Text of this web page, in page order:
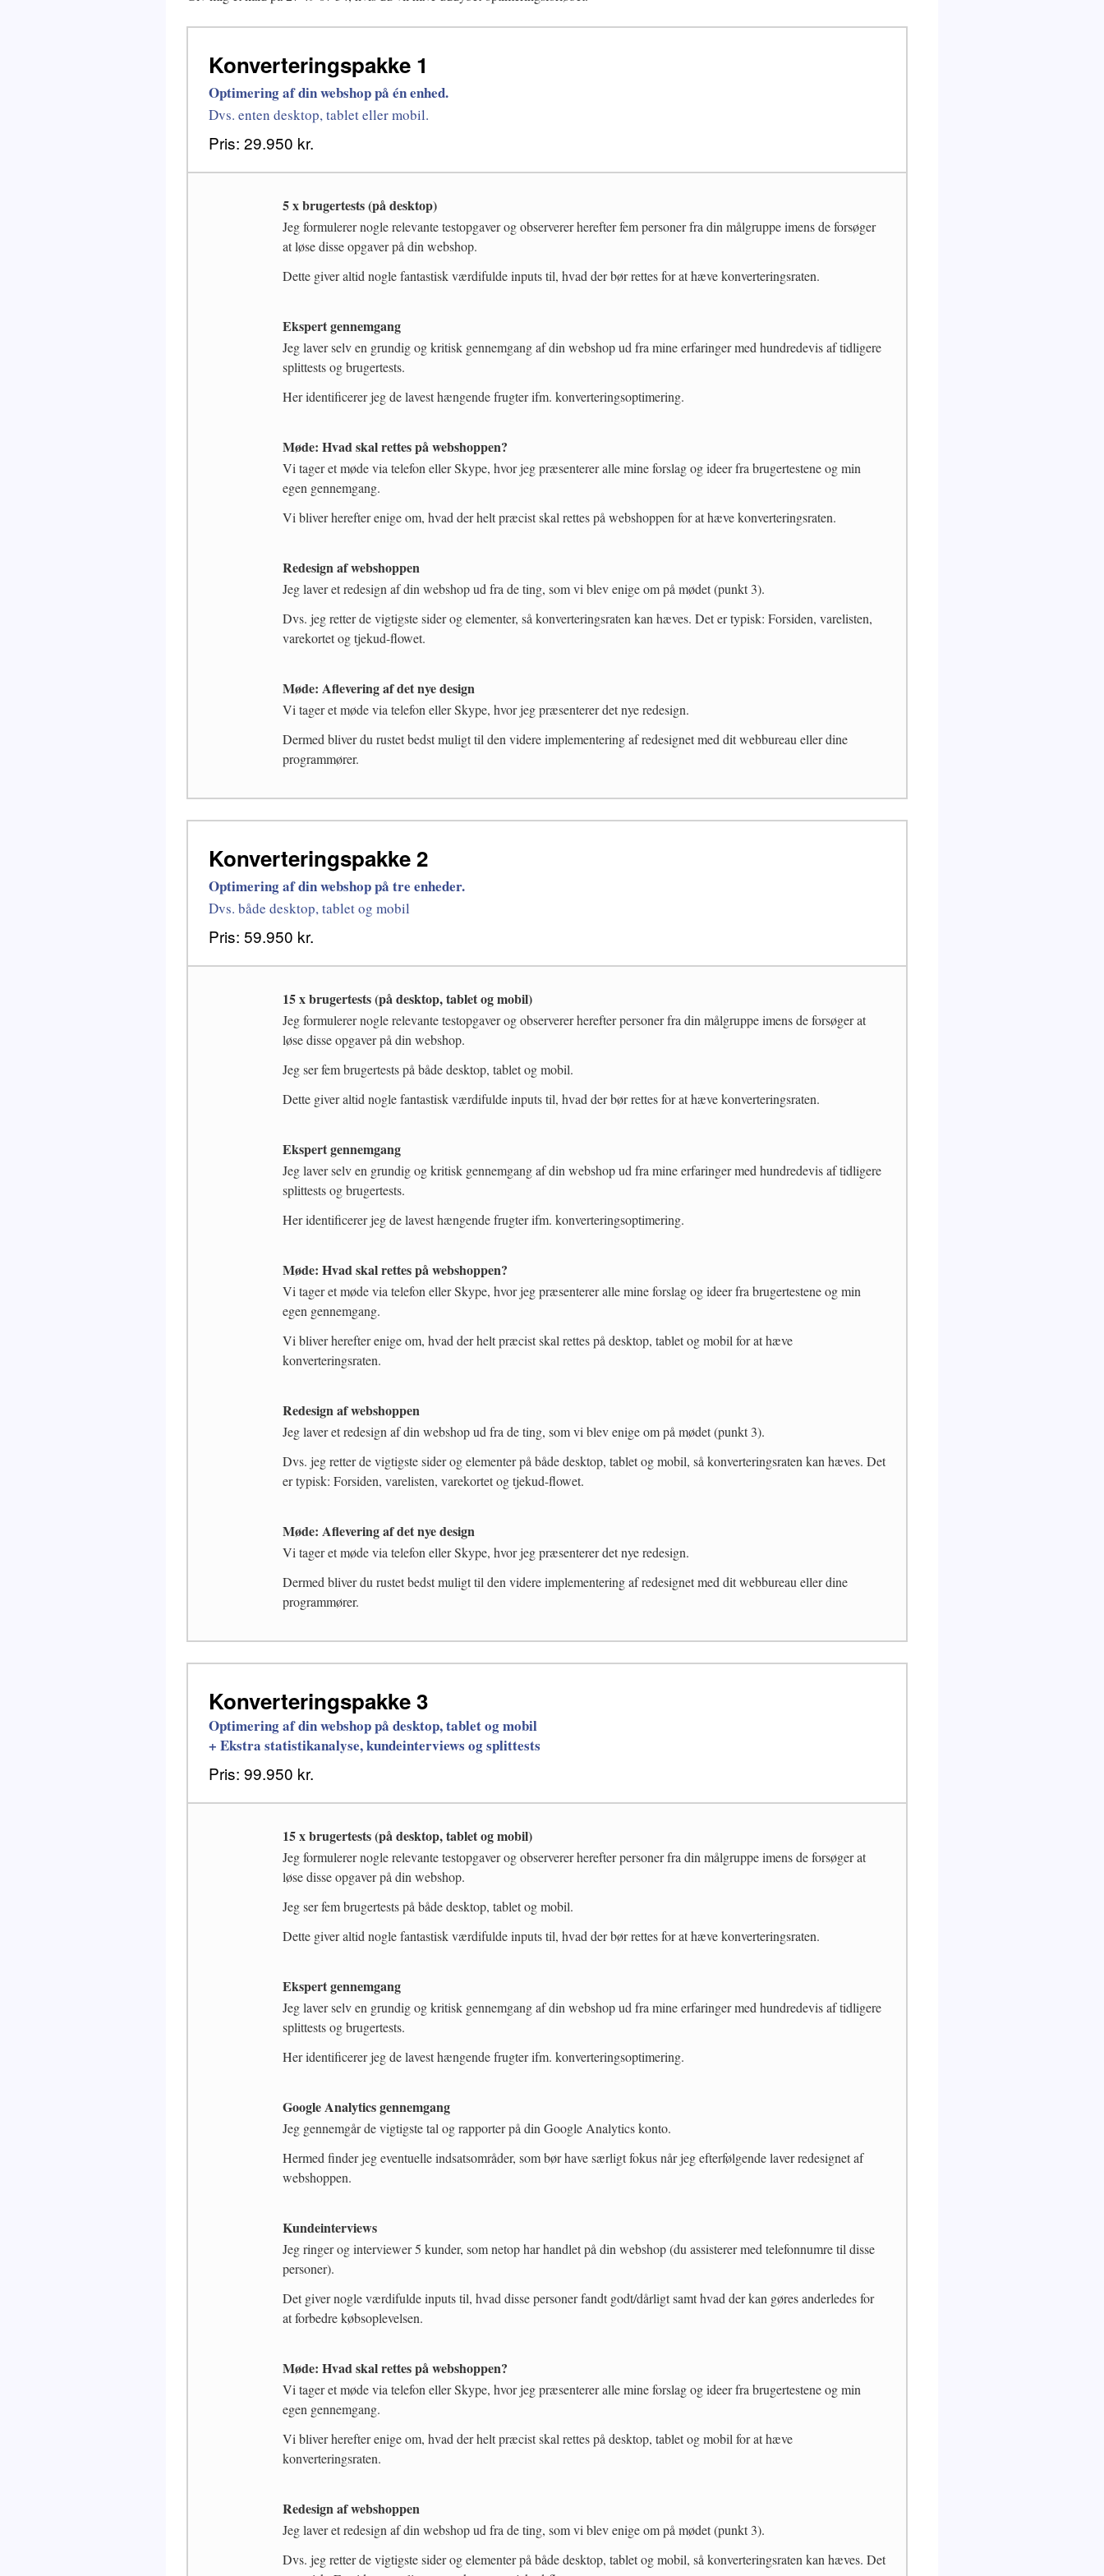
Konverteringspakke 1
Optimering af din webshop på én enhed.
Dvs. enten desktop, tablet eller mobil.
Pris: 29.950 kr.
5 x brugertests (på desktop)
Jeg formulerer nogle relevante testopgaver og observerer herefter fem personer fra din målgruppe imens de forsøger
at løse disse opgaver på din webshop.
Dette giver altid nogle fantastisk værdifulde inputs til, hvad der bør rettes for at hæve konverteringsraten.
Ekspert gennemgang
Jeg laver selv en grundig og kritisk gennemgang af din webshop ud fra mine erfaringer med hundredevis af tidligere
splittests og brugertests.
Her identificerer jeg de lavest hængende frugter ifm. konverteringsoptimering.
Møde: Hvad skal rettes på webshoppen?
Vi tager et møde via telefon eller Skype, hvor jeg præsenterer alle mine forslag og ideer fra brugertestene og min
egen gennemgang.
Vi bliver herefter enige om, hvad der helt præcist skal rettes på webshoppen for at hæve konverteringsraten.
Redesign af webshoppen
Jeg laver et redesign af din webshop ud fra de ting, som vi blev enige om på mødet (punkt 3).
Dvs. jeg retter de vigtigste sider og elementer, så konverteringsraten kan hæves. Det er typisk: Forsiden, varelisten,
varekortet og tjekud-flowet.
Møde: Aflevering af det nye design
Vi tager et møde via telefon eller Skype, hvor jeg præsenterer det nye redesign.
Dermed bliver du rustet bedst muligt til den videre implementering af redesignet med dit webbureau eller dine
programmører.
Konverteringspakke 2
Optimering af din webshop på tre enheder.
Dvs. både desktop, tablet og mobil
Pris: 59.950 kr.
15 x brugertests (på desktop, tablet og mobil)
Jeg formulerer nogle relevante testopgaver og observerer herefter personer fra din målgruppe imens de forsøger at
løse disse opgaver på din webshop.
Jeg ser fem brugertests på både desktop, tablet og mobil.
Dette giver altid nogle fantastisk værdifulde inputs til, hvad der bør rettes for at hæve konverteringsraten.
Ekspert gennemgang
Jeg laver selv en grundig og kritisk gennemgang af din webshop ud fra mine erfaringer med hundredevis af tidligere
splittests og brugertests.
Her identificerer jeg de lavest hængende frugter ifm. konverteringsoptimering.
Møde: Hvad skal rettes på webshoppen?
Vi tager et møde via telefon eller Skype, hvor jeg præsenterer alle mine forslag og ideer fra brugertestene og min
egen gennemgang.
Vi bliver herefter enige om, hvad der helt præcist skal rettes på desktop, tablet og mobil for at hæve
konverteringsraten.
Redesign af webshoppen
Jeg laver et redesign af din webshop ud fra de ting, som vi blev enige om på mødet (punkt 3).
Dvs. jeg retter de vigtigste sider og elementer på både desktop, tablet og mobil, så konverteringsraten kan hæves. Det
er typisk: Forsiden, varelisten, varekortet og tjekud-flowet.
Møde: Aflevering af det nye design
Vi tager et møde via telefon eller Skype, hvor jeg præsenterer det nye redesign.
Dermed bliver du rustet bedst muligt til den videre implementering af redesignet med dit webbureau eller dine
programmører.
Konverteringspakke 3
Optimering af din webshop på desktop, tablet og mobil
+ Ekstra statistikanalyse, kundeinterviews og splittests
Pris: 99.950 kr.
15 x brugertests (på desktop, tablet og mobil)
Jeg formulerer nogle relevante testopgaver og observerer herefter personer fra din målgruppe imens de forsøger at
løse disse opgaver på din webshop.
Jeg ser fem brugertests på både desktop, tablet og mobil.
Dette giver altid nogle fantastisk værdifulde inputs til, hvad der bør rettes for at hæve konverteringsraten.
Ekspert gennemgang
Jeg laver selv en grundig og kritisk gennemgang af din webshop ud fra mine erfaringer med hundredevis af tidligere
splittests og brugertests.
Her identificerer jeg de lavest hængende frugter ifm. konverteringsoptimering.
Google Analytics gennemgang
Jeg gennemgår de vigtigste tal og rapporter på din Google Analytics konto.
Hermed finder jeg eventuelle indsatsområder, som bør have særligt fokus når jeg efterfølgende laver redesignet af
webshoppen.
Kundeinterviews
Jeg ringer og interviewer 5 kunder, som netop har handlet på din webshop (du assisterer med telefonnumre til disse
personer).
Det giver nogle værdifulde inputs til, hvad disse personer fandt godt/dårligt samt hvad der kan gøres anderledes for
at forbedre købsoplevelsen.
Møde: Hvad skal rettes på webshoppen?
Vi tager et møde via telefon eller Skype, hvor jeg præsenterer alle mine forslag og ideer fra brugertestene og min
egen gennemgang.
Vi bliver herefter enige om, hvad der helt præcist skal rettes på desktop, tablet og mobil for at hæve
konverteringsraten.
Redesign af webshoppen
Jeg laver et redesign af din webshop ud fra de ting, som vi blev enige om på mødet (punkt 3).
Dvs. jeg retter de vigtigste sider og elementer på både desktop, tablet og mobil, så konverteringsraten kan hæves. Det